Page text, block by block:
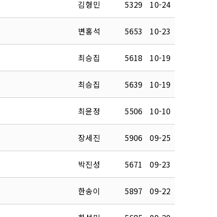
김형민 5329 10-24
변홍석 5653 10-23
최승집 5618 10-19
최승집 5639 10-19
최윤정 5506 10-10
장세진 5906 09-25
박진성 5671 09-23
한송이 5897 09-22